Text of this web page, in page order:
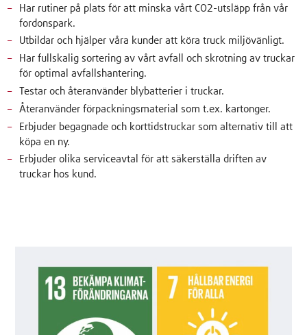
Har rutiner på plats för att minska vårt CO2-utsläpp från vår
fordonspark.
Utbildar och hjälper våra kunder att köra truck miljövänligt.
Har fullskalig sortering av vårt avfall och skrotning av truckar
för optimal avfallshantering.
Testar och återanvänder blybatterier i truckar.
Återanvänder förpackningsmaterial som t.ex. kartonger.
Erbjuder begagnade och korttidstruckar som alternativ till att
köpa en ny.
Erbjuder olika serviceavtal för att säkerställa driften av
truckar hos kund.